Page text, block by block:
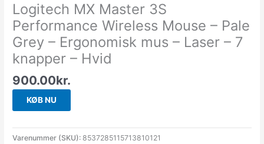
Logitech MX Master 3S
Performance Wireless Mouse – Pale
Grey – Ergonomisk mus – Laser – 7
knapper – Hvid
900.00kr.
KØB NU
Varenummer (SKU):8537285115713810121